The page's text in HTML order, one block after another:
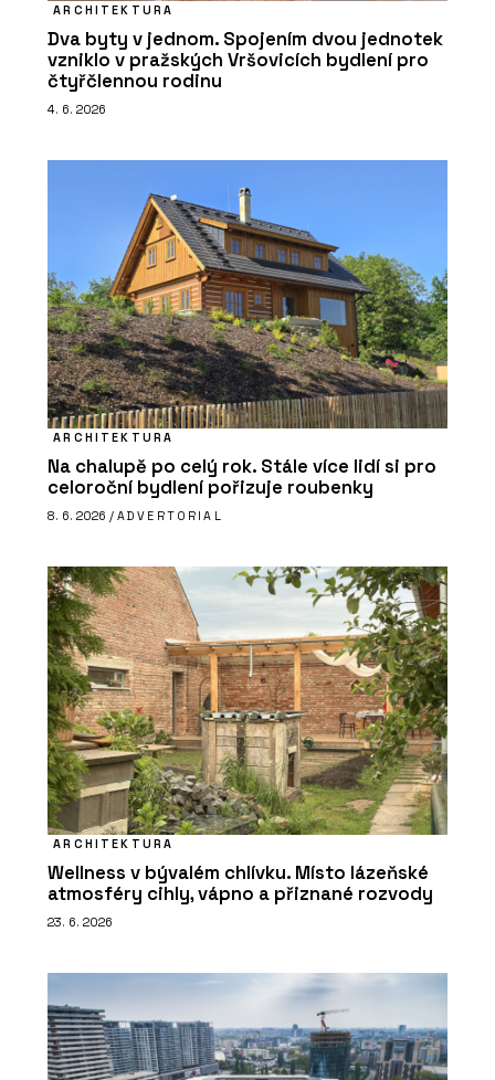
ARCHITEKTURA
Dva byty v jednom. Spojením dvou jednotek
vzniklo v pražských Vršovicích bydlení pro
čtyřčlennou rodinu
4. 6. 2026
ARCHITEKTURA
Na chalupě po celý rok. Stále více lidí si pro
celoroční bydlení pořizuje roubenky
8. 6. 2026 / ADVERTORIAL
ARCHITEKTURA
Wellness v bývalém chlívku. Místo lázeňské
atmosféry cihly, vápno a přiznané rozvody
23. 6. 2026